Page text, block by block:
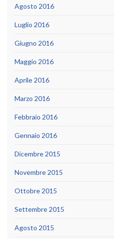
Agosto 2016
Luglio 2016
Giugno 2016
Maggio 2016
Aprile 2016
Marzo 2016
Febbraio 2016
Gennaio 2016
Dicembre 2015
Novembre 2015
Ottobre 2015
Settembre 2015
Agosto 2015